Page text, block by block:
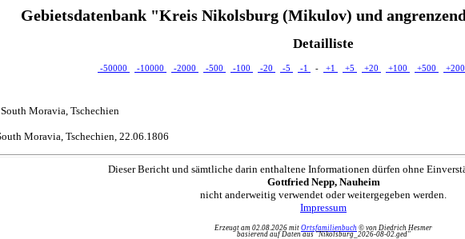
Gebietsdatenbank "Kreis Nikolsburg (Mikulov) und
Detailliste
-50000 -10000 -2000 -500 -100 -20 -5 -1 - +1 +5 +20 +100 +500
Moravia, Tschechien
Moravia, Tschechien, 22.06.1806
Dieser Bericht und sämtliche darin enthaltene Informationen dürfen ohne
Gottfried Nepp, Nauheim
nicht anderweitig verwendet oder weitergegeben werden.
Impressum
Erzeugt am 02.08.2026 mit Ortsfamilienbuch © von Diedrich Hesmer
basierend auf Daten aus "Nikolsburg_2026-08-02.ged"